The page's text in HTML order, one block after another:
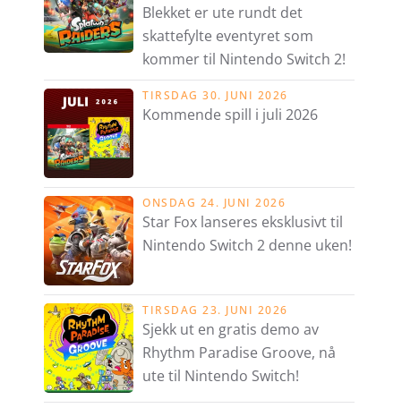
Blekket er ute rundt det
skattefylte eventyret som
kommer til Nintendo Switch 2!
TIRSDAG 30. JUNI 2026
Kommende spill i juli 2026
ONSDAG 24. JUNI 2026
Star Fox lanseres eksklusivt til
Nintendo Switch 2 denne uken!
TIRSDAG 23. JUNI 2026
Sjekk ut en gratis demo av
Rhythm Paradise Groove, nå
ute til Nintendo Switch!